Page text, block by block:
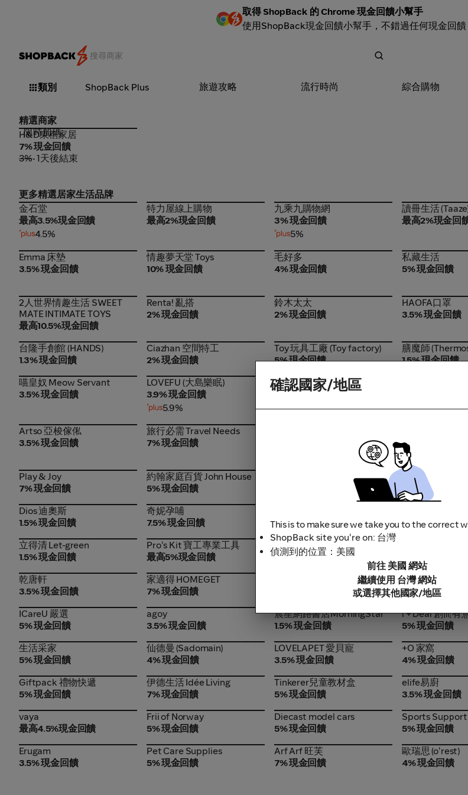
取得 ShopBack 的 Chrome 現金回饋小幫手
使用ShopBack現金回饋小幫手，不錯過任何現金回饋
類別 ShopBack Plus 旅遊攻略 流行時尚 綜合購物
精選商家
H&D東稻家居
限時加碼
H&D東稻家居
7% 現金回饋
3%• 1天後結束
更多精選居家生活品牌
金石堂
金石堂
最高3.5%現金回饋
4.5%
特力屋線上購物
特力屋線上購物
最高2%現金回饋
九乘九購物網
九乘九購物網
3% 現金回饋
5%
讀冊生活
讀冊生活
最高2%現金回
Emma 床墊
Emma 床墊
3.5% 現金回饋
情趣夢天堂 Toys
情趣夢天堂 Toys
10% 現金回饋
毛好多
毛好多
4% 現金回饋
私藏生活
私藏生活
5% 現金回饋
2人世界情趣生活 SWEET
MATE INTIMATE TOYS
2人世界情趣生活 SWEET
MATE INTIMATE TOYS
最高10.5%現金回饋
Renta! 亂搭
Renta! 亂搭
2% 現金回饋
鈴木太太
鈴木太太
2% 現金回饋
HAOFA口罩
HAOFA口罩
3.5% 現金回饋
台隆手創館 (HANDS)
台隆手創館 (HANDS)
1.3% 現金回饋
Ciazhan 空間特工
Ciazhan 空間特工
2% 現金回饋
Toy 玩具工廠 (Toy factory)
Toy 玩具工廠 (Toy factory)
5% 現金回饋
膳魔師
膳魔師
1.5% 現金回饋
喵皇奴 Meow Servant
喵皇奴 Meow Servant
3.5% 現金回饋
LOVEFU (大島樂眠)
LOVEFU (大島樂眠)
3.9% 現金回饋
5.9%
亮碟 (finish)
亮碟 (finish)
7% 現金回饋
Artso 亞梭傢俬
Artso 亞梭傢俬
3.5% 現金回饋
旅行必需 Travel Needs
旅行必需 Travel Needs
7% 現金回饋
7% 現金回饋
Play & Joy
Play & Joy
7% 現金回饋
約翰家庭百貨 John House
約翰家庭百貨 John House
5% 現金回饋
財神小舖
財神小舖
3.5% 現金回饋
Dios 迪奧斯
Dios 迪奧斯
1.5% 現金回饋
奇妮孕哺
奇妮孕哺
7.5% 現金回饋
1.5% 現金回饋
3.5% 現金回饋
立得清 Let-green
立得清 Let-green
1.5% 現金回饋
Pro's Kit 寶工專業工具
Pro's Kit 寶工專業工具
最高5%現金回饋
Bone 蹦克
Bone 蹦克
7% 現金回饋
乾唐軒
乾唐軒
3.5% 現金回饋
家適得 HOMEGET
家適得 HOMEGET
7% 現金回饋
倍得先生 (Mr.
倍得先生 (Mr.
3.5% 現金回饋
ICareU 嚴選
ICareU 嚴選
5% 現金回饋
agoy
agoy
3.5% 現金回饋
晨星網路書店MorningStar
晨星網路書店MorningStar
1.5% 現金回饋
i + Deal 創而有
i + Deal 創而有
5% 現金回饋
生活采家
生活采家
5% 現金回饋
仙德曼 (Sadomain)
仙德曼 (Sadomain)
4% 現金回饋
LOVELAPET 愛貝寵
LOVELAPET 愛貝寵
3.5% 現金回饋
+O 家窩
+O 家窩
4% 現金回饋
Giftpack 禮物快遞
Giftpack 禮物快遞
5% 現金回饋
伊德生活 Idée Living
伊德生活 Idée Living
7% 現金回饋
Tinkerer兒童教材盒
Tinkerer兒童教材盒
5% 現金回饋
elife易廚
elife易廚
3.5% 現金回饋
vaya
vaya
最高4.5%現金回饋
Frii of Norway
Frii of Norway
5% 現金回饋
Diecast model cars
Diecast model cars
5% 現金回饋
Sports Support
Sports Support
5% 現金回饋
Erugam
Erugam
3.5% 現金回饋
Pet Care Supplies
Pet Care Supplies
5% 現金回饋
Arf Arf 旺芙
Arf Arf 旺芙
7% 現金回饋
歐瑞思 (o'rest)
歐瑞思 (o'rest)
4% 現金回饋
確認國家/地區
This is to make sure we take you to the correct
ShopBack site you're on: 台灣
偵測到的位置：美國
前往 美國 網站
繼續使用 台灣 網站
或選擇其他國家/地區